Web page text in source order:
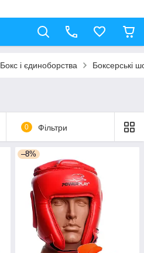
Бокс і єдиноборства Боксерські
0 Фільтри
–8%